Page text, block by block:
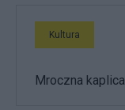
Kultura
Mroczna